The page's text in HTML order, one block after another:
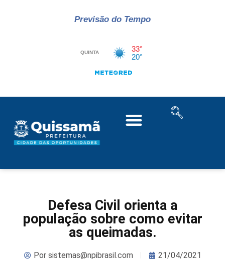
Previsão do Tempo
Defesa Civil orienta a
população sobre como evitar
as queimadas.
Porsistemas@npibrasil.com 21/04/2021